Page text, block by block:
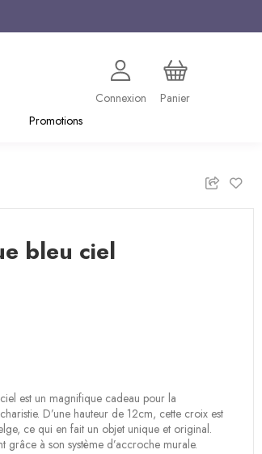
Connexion
Panier
Promotions
bleu ciel
est un magnifique cadeau pour la
D’une hauteur de 12cm, cette croix est
ce qui en fait un objet unique et original.
grâce à son système d’accroche murale.